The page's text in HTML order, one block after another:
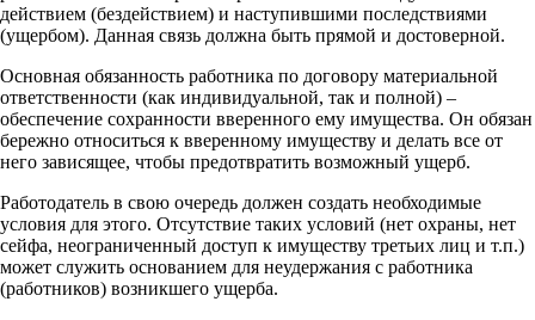
действием (бездействием) и наступившими последствиями
(ущербом). Данная связь должна быть прямой и достоверной.
Основная обязанность работника по договору материальной
ответственности (как индивидуальной, так и полной) –
обеспечение сохранности вверенного ему имущества. Он обязан
бережно относиться к вверенному имуществу и делать все от
него зависящее, чтобы предотвратить возможный ущерб.
Работодатель в свою очередь должен создать необходимые
условия для этого. Отсутствие таких условий (нет охраны, нет
сейфа, неограниченный доступ к имуществу третьих лиц и т.п.)
может служить основанием для неудержания с работника
(работников) возникшего ущерба.